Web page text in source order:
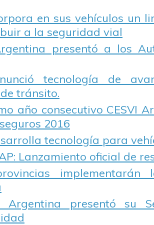
en sus vehículos un
a la seguridad vial
presentó a los
tecnología de
tránsito.
año consecutivo CESVI
2016
tecnología para
Lanzamiento oficial de
implementarán
Argentina presentó su